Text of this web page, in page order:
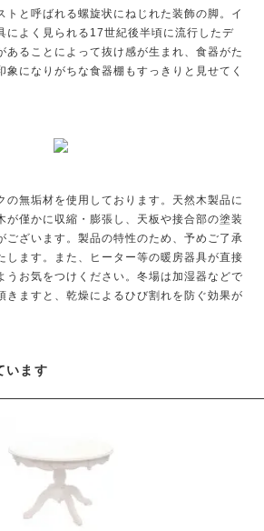
トと呼ばれる螺旋状にねじれた装飾の脚。イ
によく見られる17世紀後半頃に流行したデ
あることによって抜け感が生まれ、食器がた
象になりがちな食器棚もすっきりと見せてく
無垢材を使用しております。天然木製品に
が僅かに収縮・膨張し、天板や接合部の塗装
ございます。製品の特性のため、予めご了承
します。また、ヒーター等の暖房器具が直接
うお気をつけください。冬場は加湿器などで
きますと、乾燥によるひび割れを防ぐ効果が
います